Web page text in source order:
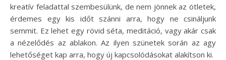
kreatív feladattal szembesülünk, de nem jönnek az ötletek,
érdemes egy kis időt szánni arra, hogy ne csináljunk
semmit. Ez lehet egy rövid séta, meditáció, vagy akár csak
a nézelődés az ablakon. Az ilyen szünetek során az agy
lehetőséget kap arra, hogy új kapcsolódásokat alakítson ki.